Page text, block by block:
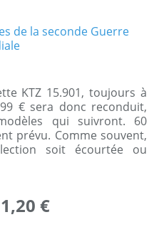
KTZ 15.901, toujours à
€ sera donc reconduit,
qui suivront. 60
prévu. Comme souvent,
soit écourtée ou
€